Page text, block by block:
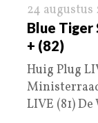
24 augustus
Blue Tiger
+ (82)
Huig Plug
LIVE (81)